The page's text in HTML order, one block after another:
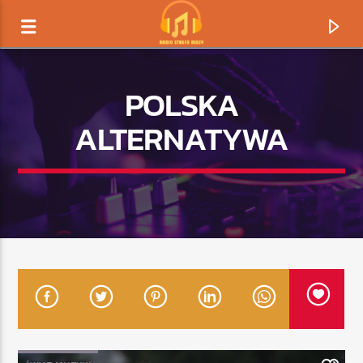
TERAZ GRAMY
TYTUŁ
ARTYSTA
POLSKA
ALTERNATYWA